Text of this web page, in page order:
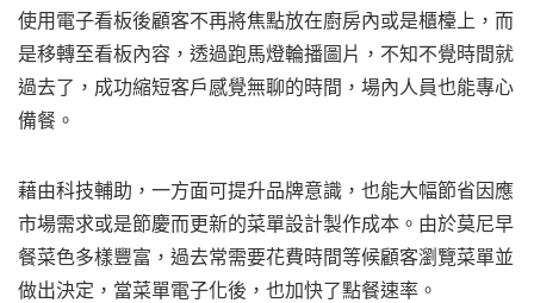
使用電子看板後顧客不再將焦點放在廚房內或是櫃檯上，而
是移轉至看板內容，透過跑馬燈輪播圖片，不知不覺時間就
過去了，成功縮短客戶感覺無聊的時間，場內人員也能專心
備餐。
藉由科技輔助，一方面可提升品牌意識，也能大幅節省因應
市場需求或是節慶而更新的菜單設計製作成本。由於莫尼早
餐菜色多樣豐富，過去常需要花費時間等候顧客瀏覽菜單並
做出決定，當菜單電子化後，也加快了點餐速率。